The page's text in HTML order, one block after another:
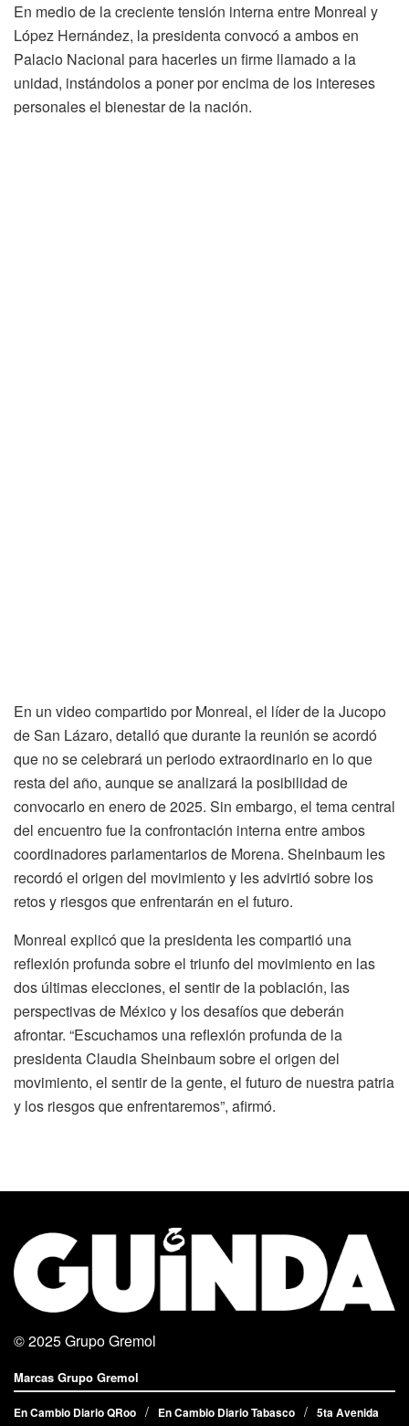
En medio de la creciente tensión interna entre Monreal y
López Hernández, la presidenta convocó a ambos en
Palacio Nacional para hacerles un firme llamado a la
unidad, instándolos a poner por encima de los intereses
personales el bienestar de la nación.
En un video compartido por Monreal, el líder de la Jucopo
de San Lázaro, detalló que durante la reunión se acordó
que no se celebrará un periodo extraordinario en lo que
resta del año, aunque se analizará la posibilidad de
convocarlo en enero de 2025. Sin embargo, el tema central
del encuentro fue la confrontación interna entre ambos
coordinadores parlamentarios de Morena. Sheinbaum les
recordó el origen del movimiento y les advirtió sobre los
retos y riesgos que enfrentarán en el futuro.
Monreal explicó que la presidenta les compartió una
reflexión profunda sobre el triunfo del movimiento en las
dos últimas elecciones, el sentir de la población, las
perspectivas de México y los desafíos que deberán
afrontar. “Escuchamos una reflexión profunda de la
presidenta Claudia Sheinbaum sobre el origen del
movimiento, el sentir de la gente, el futuro de nuestra patria
y los riesgos que enfrentaremos”, afirmó.
© 2025Grupo Gremol
Marcas Grupo Gremol
En Cambio Diario QRoo En Cambio Diario Tabasco
5ta Avenida